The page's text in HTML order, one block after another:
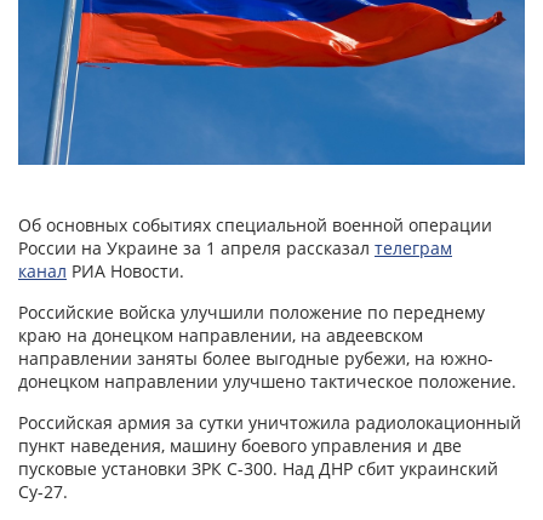
Об основных событиях специальной военной операции
России на Украине за 1 апреля рассказал телеграм
канал РИА Новости.
Российские войска улучшили положение по переднему
краю на донецком направлении, на авдеевском
направлении заняты более выгодные рубежи, на южно-
донецком направлении улучшено тактическое положение.
Российская армия за сутки уничтожила радиолокационный
пункт наведения, машину боевого управления и две
пусковые установки ЗРК С-300. Над ДНР сбит украинский
Су-27.